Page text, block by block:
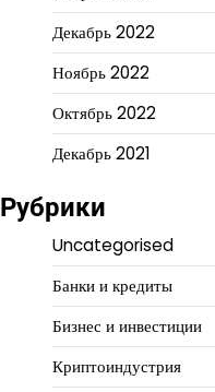
Декабрь 2022
Ноябрь 2022
Октябрь 2022
Декабрь 2021
Рубрики
Uncategorised
Банки и кредиты
Бизнес и инвестиции
Криптоиндустрия